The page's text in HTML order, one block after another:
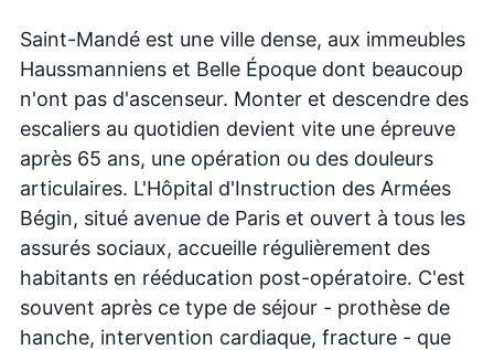
Saint-Mandé est une ville dense, aux immeubles
Haussmanniens et Belle Époque dont beaucoup
n'ont pas d'ascenseur. Monter et descendre des
escaliers au quotidien devient vite une épreuve
après 65 ans, une opération ou des douleurs
articulaires. L'Hôpital d'Instruction des Armées
Bégin, situé avenue de Paris et ouvert à tous les
assurés sociaux, accueille régulièrement des
habitants en rééducation post-opératoire. C'est
souvent après ce type de séjour - prothèse de
hanche, intervention cardiaque, fracture - que